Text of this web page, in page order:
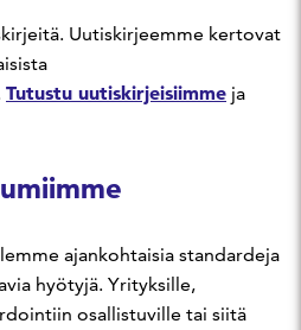
Uutiskirjeemme kertovat
Tutustu uutiskirjeisiimme ja
ajankohtaisia standardeja
hyötyjä. Yrityksille,
osallistuville tai siitä